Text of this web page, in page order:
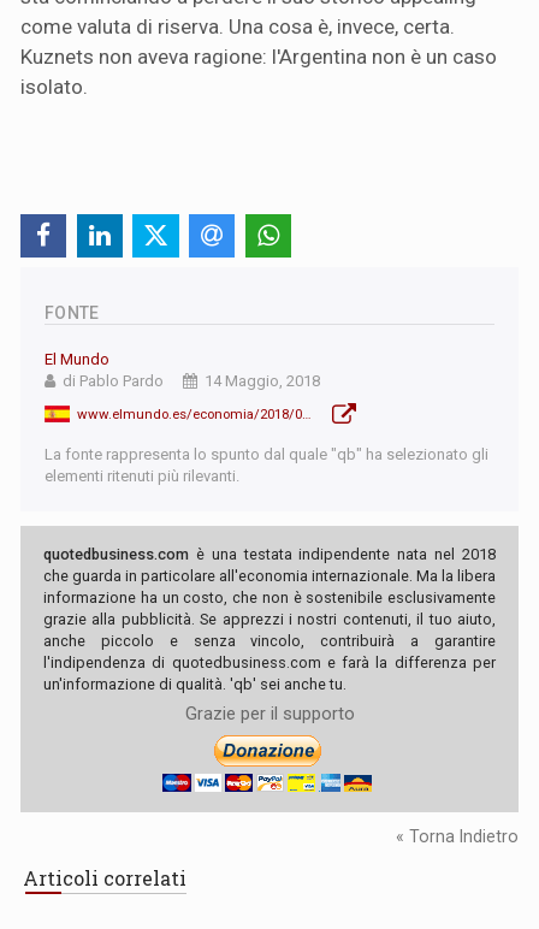
come valuta di riserva. Una cosa è, invece, certa.
Kuznets non aveva ragione: l'Argentina non è un caso
isolato.
FONTE
El Mundo
di Pablo Pardo
14 Maggio, 2018
La fonte rappresenta lo spunto dal quale "qb" ha selezionato gli
elementi ritenuti più rilevanti.
quotedbusiness.com è una testata indipendente nata nel 2018
che guarda in particolare all'economia internazionale. Ma la libera
informazione ha un costo, che non è sostenibile esclusivamente
grazie alla pubblicità. Se apprezzi i nostri contenuti, il tuo aiuto,
anche piccolo e senza vincolo, contribuirà a garantire
l'indipendenza di quotedbusiness.com e farà la differenza per
un'informazione di qualità. 'qb' sei anche tu.
Grazie per il supporto
« Torna Indietro
Articoli correlati